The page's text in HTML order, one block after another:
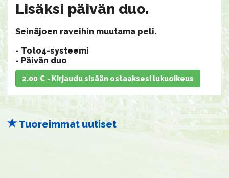
​​​​​​​Lisäksi päivän duo.
Seinäjoen raveihin muutama peli.
- Toto4-systeemi
​​​​​​​- Päivän duo
2.00 € - Kirjaudu sisään ostaaksesi lukuoikeus
Tuoreimmat uutiset